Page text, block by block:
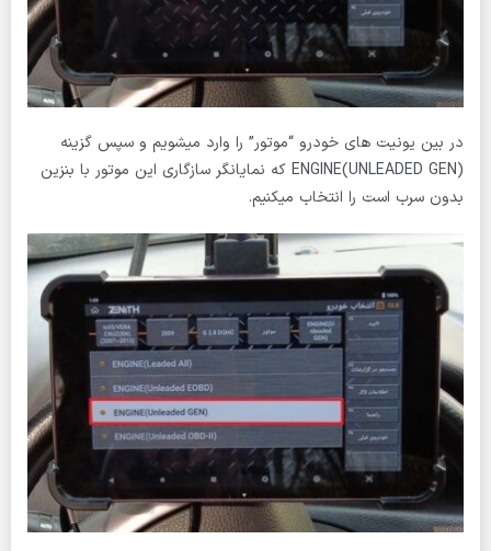
در بین یونیت های خودرو “موتور” را وارد میشویم و سپس گزینه
ENGINE(UNLEADED GEN) که نمایانگر سازگاری این موتور با بنزین
بدون سرب است را انتخاب میکنیم.